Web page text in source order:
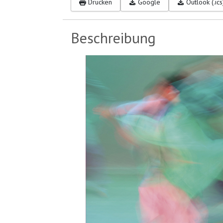
Drucken Google Outlook
Beschreibung